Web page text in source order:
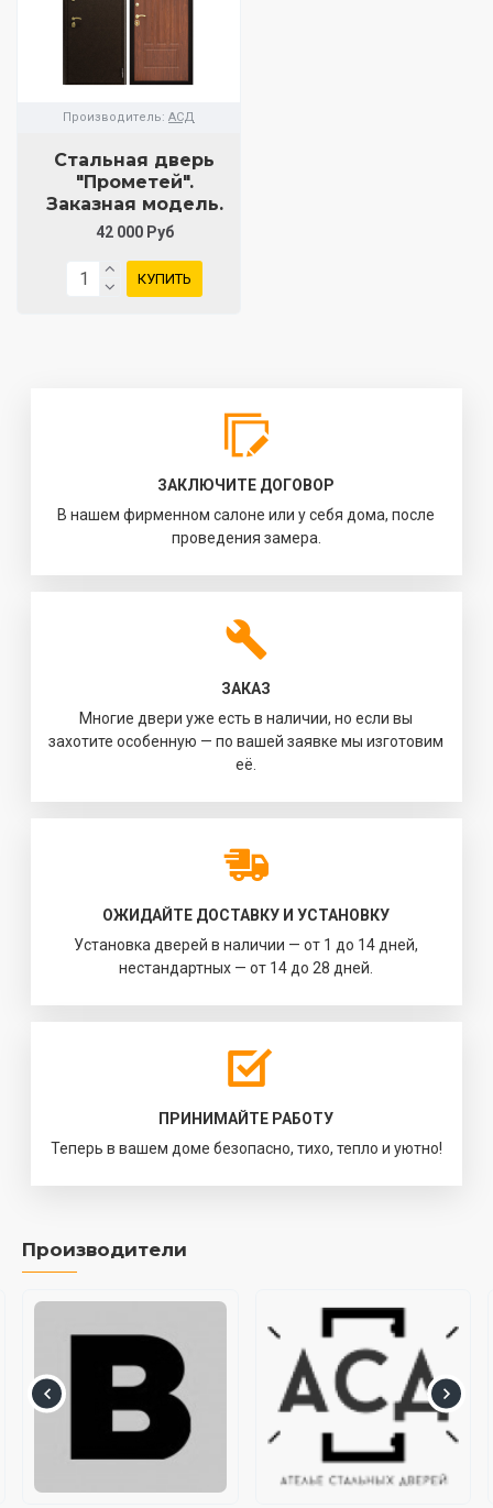
Производитель: АСД
Стальная дверь
"Прометей".
Заказная модель.
42 000 Руб
КУПИТЬ
ЗАКЛЮЧИТЕ ДОГОВОР
В нашем фирменном салоне или у себя дома, после
проведения замера.
ЗАКАЗ
Многие двери уже есть в наличии, но если вы
захотите особенную — по вашей заявке мы изготовим
её.
ОЖИДАЙТЕ ДОСТАВКУ И УСТАНОВКУ
Установка дверей в наличии — от 1 до 14 дней,
нестандартных — от 14 до 28 дней.
ПРИНИМАЙТЕ РАБОТУ
Теперь в вашем доме безопасно, тихо, тепло и уютно!
Производители